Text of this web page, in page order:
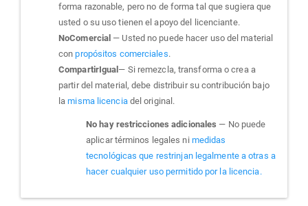
forma razonable, pero no de forma tal que sugiera que
usted o su uso tienen el apoyo del licenciante.
NoComercial — Usted no puede hacer uso del material
conpropósitos comerciales.
CompartirIgual — Si remezcla, transforma o crea a
partir del material, debe distribuir su contribución bajo
lamisma licenciadel original.
No hay restricciones adicionales — No puede
aplicar términos legales ni medidas
tecnológicas que restrinjan legalmente a otras a
hacer cualquier uso permitido por la licencia.